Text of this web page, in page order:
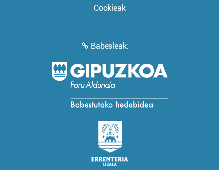
Cookieak
Babesleak: